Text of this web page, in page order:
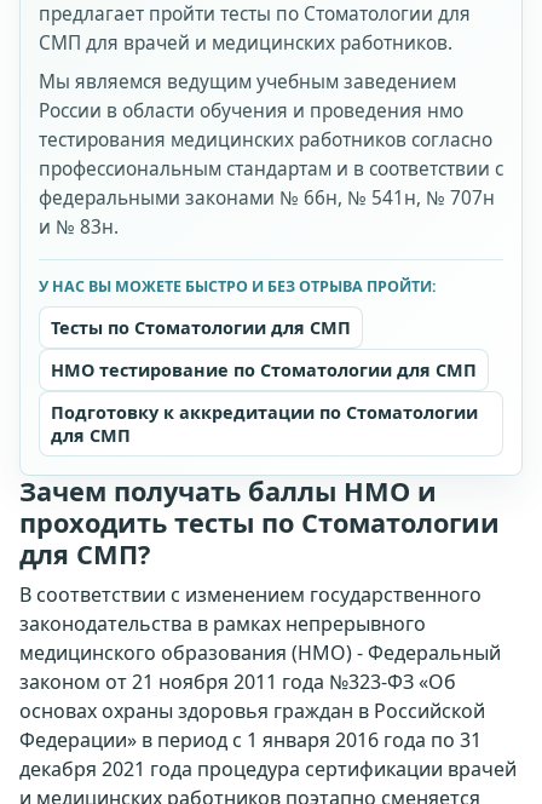
предлагает пройти тесты по Стоматологии для
СМП для врачей и медицинских работников.
Мы являемся ведущим учебным заведением
России в области обучения и проведения нмо
тестирования медицинских работников согласно
профессиональным стандартам и в соответствии с
федеральными законами № 66н, № 541н, № 707н
и № 83н.
У НАС ВЫ МОЖЕТЕ БЫСТРО И БЕЗ ОТРЫВА ПРОЙТИ:
Тесты по Стоматологии для СМП
НМО тестирование по Стоматологии для СМП
Подготовку к аккредитации по Стоматологии
для СМП
Зачем получать баллы НМО и
проходить тесты по Стоматологии
для СМП?
В соответствии с изменением государственного
законодательства в рамках непрерывного
медицинского образования (НМО) - Федеральный
законом от 21 ноября 2011 года №323-ФЗ «Об
основах охраны здоровья граждан в Российской
Федерации» в период с 1 января 2016 года по 31
декабря 2021 года процедура сертификации врачей
и медицинских работников поэтапно сменяется